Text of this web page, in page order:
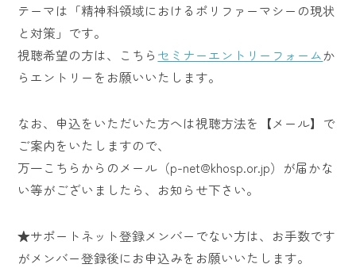
テーマは「精神科領域におけるポリファーマシーの現状
と対策」です。
視聴希望の方は、こちら セミナーエントリーフォームか
らエントリーをお願いいたします。
なお、申込をいただいた方へは視聴方法を【メール】で
ご案内をいたしますので、
万一こちらからのメール（p-net@khosp.or.jp）が届かな
い等がございましたら、お知らせ下さい。
★サポートネット登録メンバーでない方は、お手数です
がメンバー登録後にお申込みをお願いいたします。